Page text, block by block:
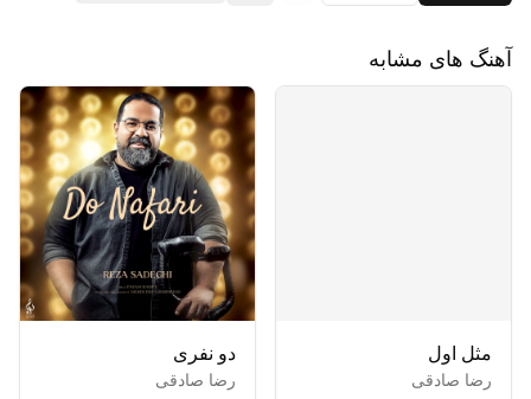
آهنگ های مشابه
مثل اول
رضا صادقی
دو نفری
رضا صادقی